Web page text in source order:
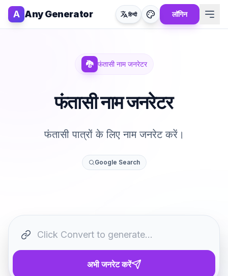
A Any Generator हिन्दी लॉगिन
🐉 फंतासी नाम जनरेटर
फंतासी नाम जनरेटर
फंतासी पात्रों के लिए नाम जनरेट करें।
Google Search
अभी जनरेट करें